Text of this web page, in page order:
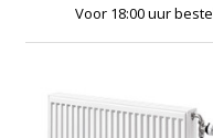
Voor 18:00 uur